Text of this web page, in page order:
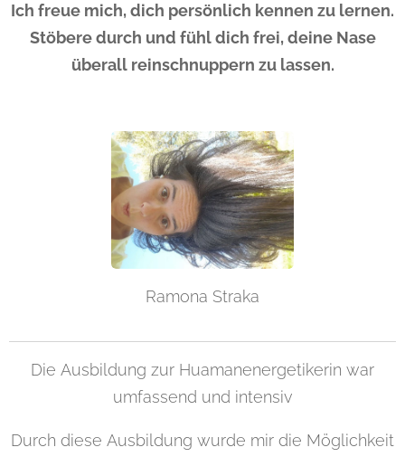
Ich freue mich, dich persönlich kennen zu lernen.
Stöbere durch und fühl dich frei, deine Nase
überall reinschnuppern zu lassen.
Ramona Straka
Die Ausbildung zur Huamanenergetikerin war
umfassend und intensiv
Durch diese Ausbildung wurde mir die Möglichkeit